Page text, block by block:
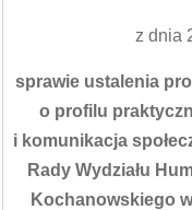
z dnia
sprawie ustalenia
o profilu
i komunikacja
Rady Wydziału
Kochanowskiego